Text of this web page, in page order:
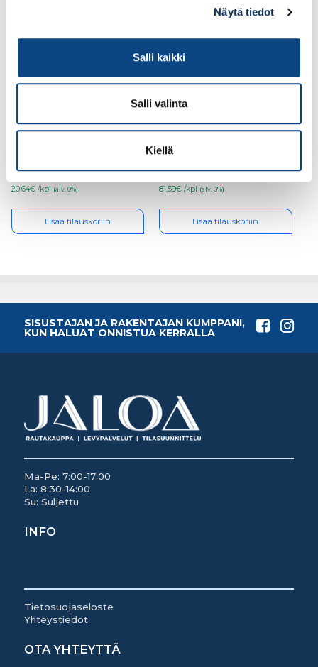
Näytä tiedot
Salli kaikki
Salli valinta
Kiellä
Teknos Ferrex Combi
0,45l
20.64€ /kpl (alv. 0%)
Lisää tilauskoriin
Teknos Ferrex Combi
2,7l ruosteenestomaali
81.59€ /kpl (alv. 0%)
Lisää tilauskoriin
SISUSTAJAN JA RAKENTAJAN KUMPPANI,
KUN HALUAT ONNISTUA KERRALLA
Ma-Pe: 7:00-17:00
La: 8:30-14:00
Su: Suljettu
INFO
Tietosuojaseloste
Yhteystiedot
OTA YHTEYTTÄ